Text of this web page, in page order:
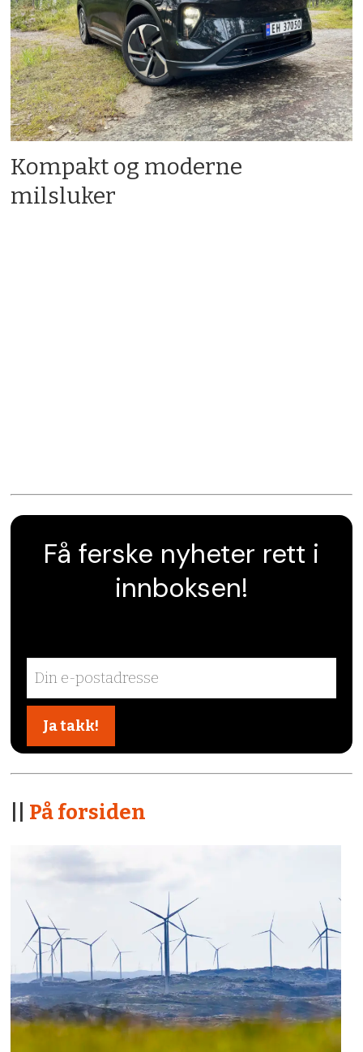
Kompakt og moderne
milsluker
Få ferske nyheter rett i
innboksen!
På forsiden